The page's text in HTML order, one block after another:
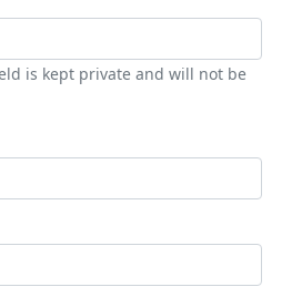
is kept private and will not be